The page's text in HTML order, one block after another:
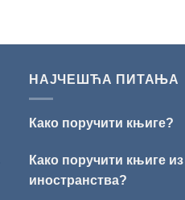
НАЈЧЕШЋА ПИТАЊА
Како поручити књиге?
Како поручити књиге из
иностранства?